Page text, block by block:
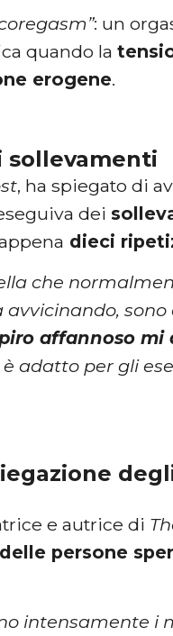
: un
quando la
erogene.
sollevamenti
, ha spiegato di
dei
dieci
che
avvicinando,
affannoso mi
adatto per gli
e autrice di
delle persone
intensamente i